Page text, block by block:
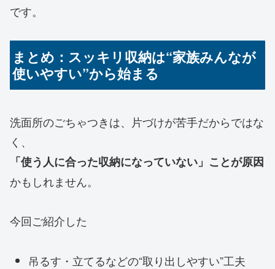
です。
まとめ：スッキリ収納は“家族みんなが
使いやすい”から始まる
洗面所のごちゃつきは、片づけが苦手だからではな
く、
「使う人に合った収納になっていない」ことが原因
かもしれません。
今回ご紹介した
吊るす・立てるなどの“取り出しやすい”工夫